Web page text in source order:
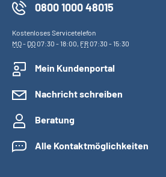
0800 1000 48015
Kostenloses Servicetelefon
MO- DO07:30 - 18:00, FR07:30 - 15:30
Mein Kundenportal
Nachricht schreiben
Beratung
Alle Kontaktmöglichkeiten